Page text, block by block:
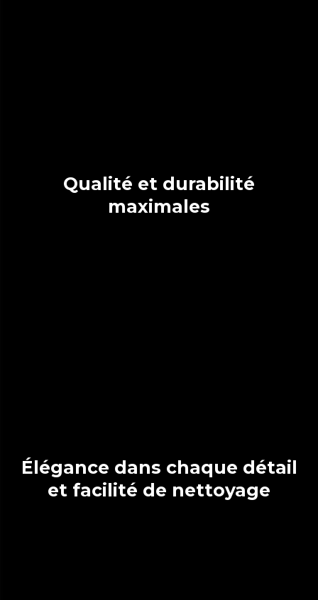
Qualité et durabilité
maximales
Élégance dans chaque détail
et facilité de nettoyage